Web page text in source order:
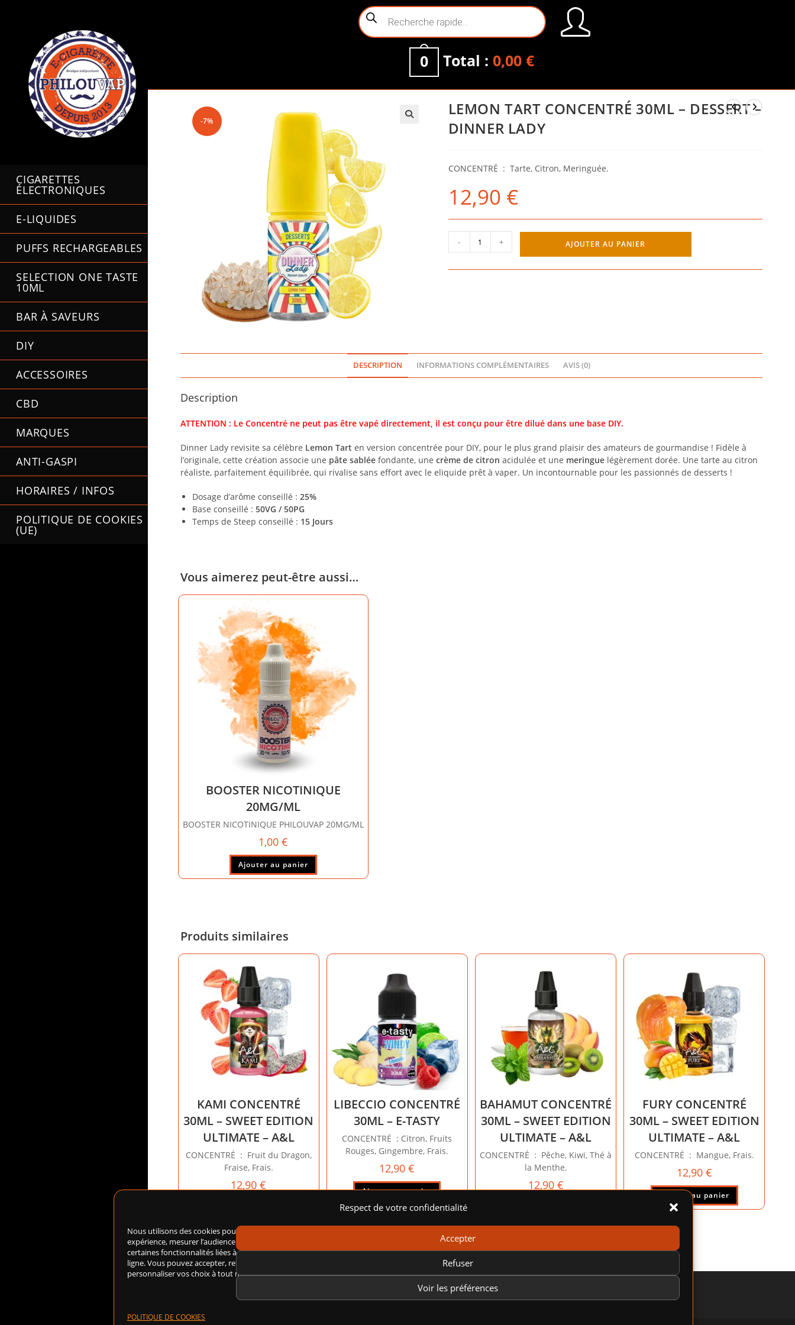
Respect de votre confidentialité
Nous utilisons des cookies pour améliorer votre
expérience, mesurer l’audience du site et proposer
certaines fonctionnalités liées à notre boutique en
ligne. Vous pouvez accepter, refuser ou
personnaliser vos choix à tout moment.
Accepter
Refuser
Voir les préférences
POLITIQUE DE COOKIES
Recherche
de
0 Total : 0,00 €
CIGARETTES
ÉLECTRONIQUES
E-LIQUIDES
PUFFS RECHARGEABLES
SELECTION ONE TASTE
10ML
BAR À SAVEURS
DIY
ACCESSOIRES
CBD
MARQUES
ANTI-GASPI
HORAIRES / INFOS
POLITIQUE DE COOKIES
(UE)
-7%
LEMON TART CONCENTRÉ 30ML – DESSERT –
DINNER LADY
CONCENTRÉ : Tarte, Citron, Meringuée.
12,90 €
quantité
de
LADY
- + AJOUTER AU PANIER
DESCRIPTION INFORMATIONS COMPLÉMENTAIRES AVIS (0)
Description
ATTENTION : Le Concentré ne peut pas être vapé directement, il est conçu pour être dilué dans une base DIY.
Dinner Lady revisite sa célèbre Lemon Tart en version concentrée pour DIY, pour le plus grand plaisir des amateurs de gourmandise ! Fidèle à
l’originale, cette création associe une pâte sabléefondante, une crème de citron acidulée et une meringuelégèrement dorée. Une tarte au citron
réaliste, parfaitement équilibrée, qui rivalise sans effort avec le eliquide prêt à vaper. Un incontournable pour les passionnés de desserts !
Dosage d’arôme conseillé : 25%
Base conseillé : 50VG / 50PG
Temps de Steep conseillé : 15 Jours
Vous aimerez peut-être aussi…
BOOSTER NICOTINIQUE
20MG/ML
BOOSTER NICOTINIQUE PHILOUVAP 20MG/ML
1,00€
Ajouter au panier
Produits similaires
KAMI CONCENTRÉ
30ML – SWEET EDITION
ULTIMATE – A&L
CONCENTRÉ : Fruit du Dragon,
Fraise, Frais.
12,90€
LIBECCIO CONCENTRÉ
30ML – E-TASTY
CONCENTRÉ : Citron, Fruits
Rouges, Gingembre, Frais.
12,90€
Ajouter au panier
BAHAMUT CONCENTRÉ
30ML – SWEET EDITION
ULTIMATE – A&L
CONCENTRÉ : Pêche, Kiwi, Thé à
la Menthe.
12,90 €
FURY CONCENTRÉ
30ML – SWEET EDITION
ULTIMATE – A&L
CONCENTRÉ : Mangue, Frais.
12,90 €
Ajouter au panier